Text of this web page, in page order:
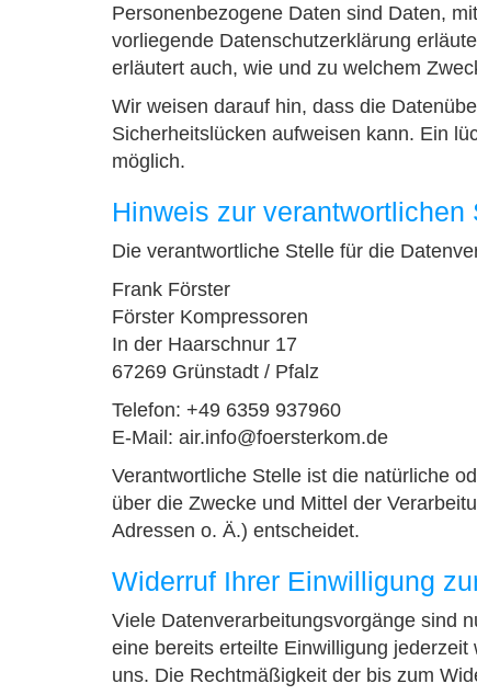
Personenbezogene Daten sind Daten,
vorliegende Datenschutzerklärung
erläutert auch, wie und zu welchem
Wir weisen darauf hin, dass die
Sicherheitslücken aufweisen kann. Ein
möglich.
Hinweis zur verantwortlichen
Die verantwortliche Stelle für die
Frank Förster
Förster Kompressoren
In der Haarschnur 17
67269 Grünstadt / Pfalz
Telefon: +49 6359 937960
E-Mail: air.info@foersterkom.de
Verantwortliche Stelle ist die natürliche
über die Zwecke und Mittel der
Adressen o. Ä.) entscheidet.
Widerruf Ihrer Einwilligung
Viele Datenverarbeitungsvorgänge sind
eine bereits erteilte Einwilligung
uns. Die Rechtmäßigkeit der bis zum